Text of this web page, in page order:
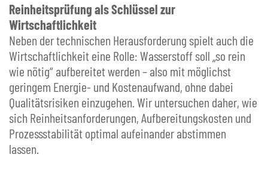
Reinheitsprüfung als Schlüssel zur
Wirtschaftlichkeit
Neben der technischen Herausforderung spielt auch die
Wirtschaftlichkeit eine Rolle: Wasserstoff soll „so rein
wie nötig“ aufbereitet werden – also mit möglichst
geringem Energie- und Kostenaufwand, ohne dabei
Qualitätsrisiken einzugehen. Wir untersuchen daher, wie
sich Reinheitsanforderungen, Aufbereitungskosten und
Prozessstabilität optimal aufeinander abstimmen
lassen.